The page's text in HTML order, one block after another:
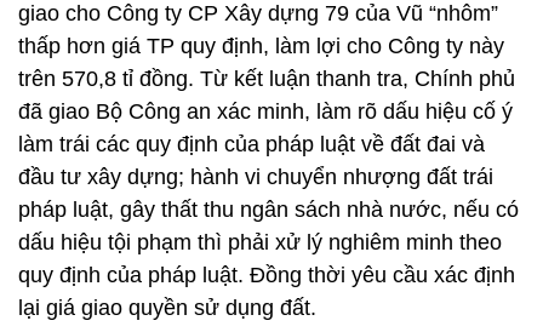
giao cho Công ty CP Xây dựng 79 của Vũ “nhôm”
thấp hơn giá TP quy định, làm lợi cho Công ty này
trên 570,8 tỉ đồng. Từ kết luận thanh tra, Chính phủ
đã giao Bộ Công an xác minh, làm rõ dấu hiệu cố ý
làm trái các quy định của pháp luật về đất đai và
đầu tư xây dựng; hành vi chuyển nhượng đất trái
pháp luật, gây thất thu ngân sách nhà nước, nếu có
dấu hiệu tội phạm thì phải xử lý nghiêm minh theo
quy định của pháp luật. Đồng thời yêu cầu xác định
lại giá giao quyền sử dụng đất.